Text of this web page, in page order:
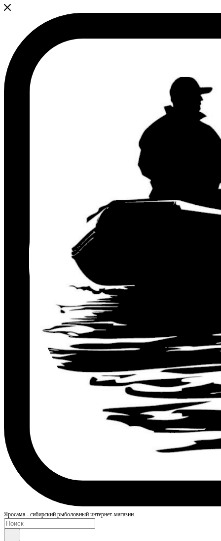
Яросама - сибирский рыболовный интернет-магазин